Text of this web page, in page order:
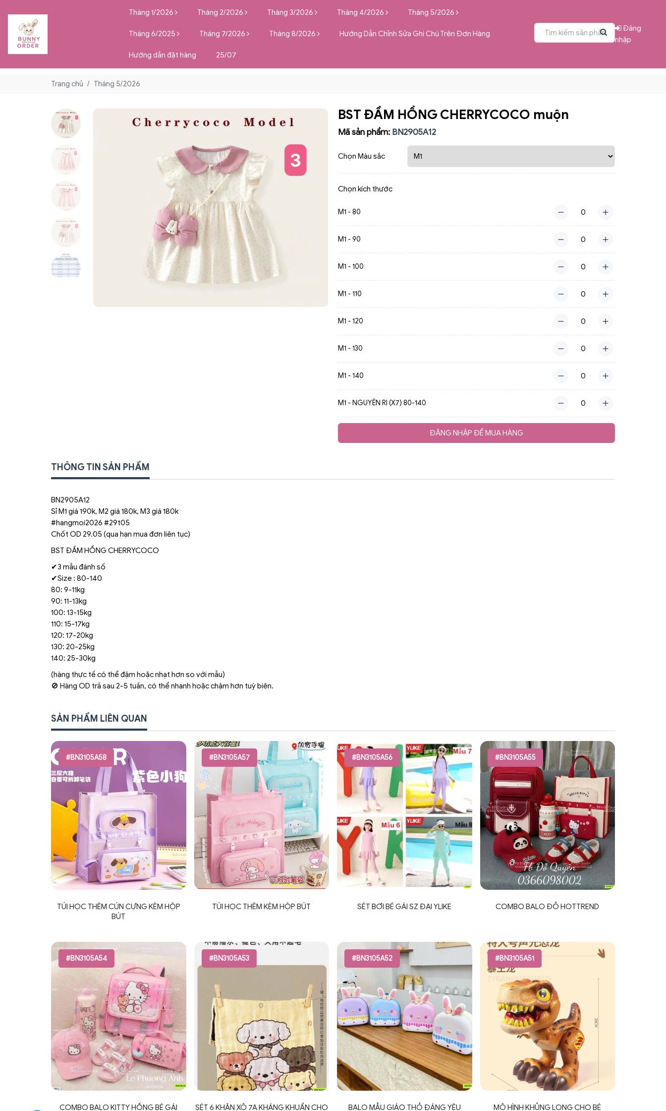
Tháng 1/2026 Tháng 2/2026 Tháng 3/2026 Tháng 4/2026 Tháng 5/2026
Tháng 6/2025 Tháng 7/2026 Tháng 8/2026 Hướng Dẫn Chỉnh Sửa Ghi Chú Trên Đơn Hàng
Hướng dẫn đặt hàng 25/07
Đăng
nhập
Trang chủ / Tháng 5/2026
BST ĐẦM HỒNG CHERRYCOCO muộn
Mã sản phẩm: BN2905A12
Chọn Màu sắc
Chọn kích thước
M1 - 80
M1 - 90
M1 - 100
M1 - 110
M1 - 120
M1 - 130
M1 - 140
M1 - NGUYÊN RI (X7) 80-140
ĐĂNG NHẬP ĐỂ MUA HÀNG
THÔNG TIN SẢN PHẨM
BN2905A12
Sỉ M1 giá 190k, M2 giá 180k, M3 giá 180k
#hangmoi2026 #29t05
Chốt OD 29.05 (qua hạn mua đơn liên tục)
BST ĐẦM HỒNG CHERRYCOCO
✔3 mẫu đánh số
✔Size : 80-140
80: 9-11kg
90: 11-13kg
100: 13-15kg
110: 15-17kg
120: 17-20kg
130: 20-25kg
140: 25-30kg
(hàng thực tế có thể đậm hoặc nhạt hơn so với mẫu)
🚫 Hàng OD trả sau 2-5 tuần, có thể nhanh hoặc chậm hơn tuỳ biên.
SẢN PHẨM LIÊN QUAN
#BN3105A58
TÚI HỌC THÊM CÚN CƯNG KÈM HỘP
BÚT
#BN3105A57
TÚI HỌC THÊM KÈM HỘP BÚT
#BN3105A56
SÉT BƠI BÉ GÁI SZ ĐẠI YLIKE
#BN3105A55
COMBO BALO ĐỎ HOTTREND
#BN3105A54
COMBO BALO KITTY HỒNG BÉ GÁI
#BN3105A53
SÉT 6 KHĂN XÔ 7A KHÁNG KHUẨN CHO
#BN3105A52
BALO MẪU GIÁO THỎ ĐÁNG YÊU
#BN3105A51
MÔ HÌNH KHỦNG LONG CHO BÉ